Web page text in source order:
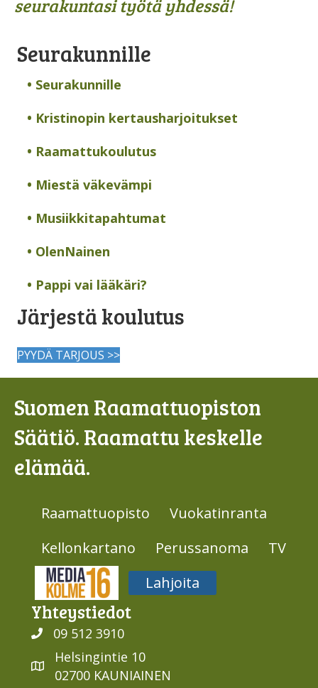
seurakuntasi työtä yhdessä!
Seurakunnille
• Seurakunnille
• Kristinopin kertausharjoitukset
• Raamattukoulutus
• Miestä väkevämpi
• Musiikkitapahtumat
• OlenNainen
• Pappi vai lääkäri?
Järjestä koulutus
PYYDÄ TARJOUS >>
Suomen Raamattuopiston
Säätiö. Raamattu keskelle
elämää.
Raamattuopisto
Vuokatinranta
Kellonkartano
Perussanoma
TV
Media316
Lahjoita
Yhteys­tiedot
09 512 3910
Helsingintie 10
02700 KAUNIAINEN